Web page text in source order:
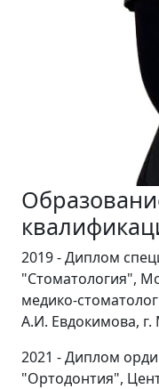
2019 - Диплом
"Стоматология",
медико-
А.И. Евдокимова, г.
2021 - Диплом
"Ортодонтия",